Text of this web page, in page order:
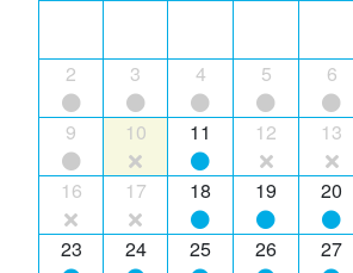
2 3 4 5 6
9 10 11 12 13
16 17 18 19 20
23 24 25 26 27